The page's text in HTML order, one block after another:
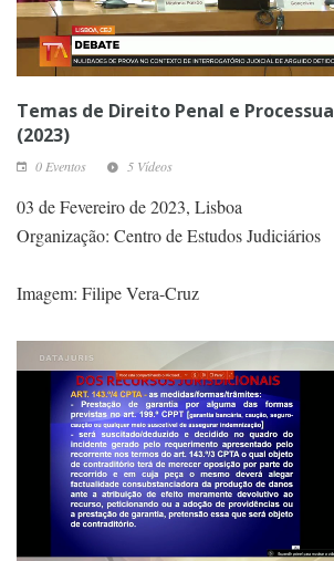
Temas de Direito Penal e
(2023)
0 Eventos 5 Vídeos
03 de Fevereiro de 2023, Lisboa
Organização: Centro de Estudos Judiciários
Imagem: Filipe Vera-Cruz